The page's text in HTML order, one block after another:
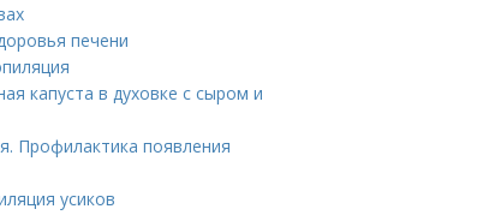
печени
капуста в духовке с сыром и
Профилактика появления
усиков